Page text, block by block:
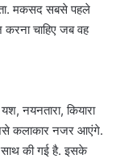
मकसद सबसे पहले
करना चाहिए जब वह
नयनतारा, कियारा
जैसे कलाकार नजर आएंगे.
की गई है. इसके